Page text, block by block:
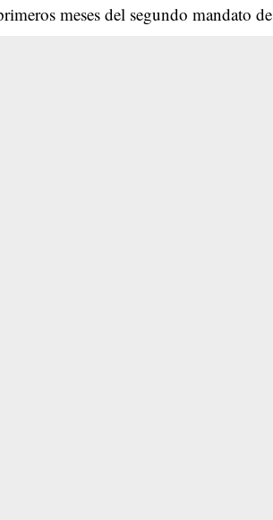
meses del segundo mandato de